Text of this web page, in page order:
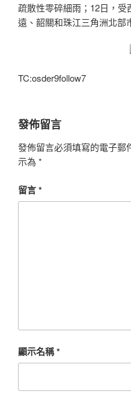
疏散性零碎細雨；12日，受
遠、韶關和珠江三角洲北部
TC:osder9follow7
發佈留言
發佈留言必須填寫的電子郵
示為 *
留言*
顯示名稱*